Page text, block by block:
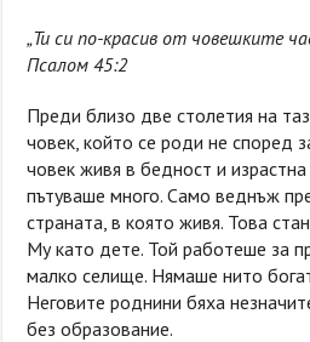
„Ти си по-красив от човешките
Псалом 45:2
Преди близо две столетия на
човек, който се роди не според
човек живя в бедност и
пътуваше много. Само веднъж
страната, в която живя. Това
Му като дете. Той работеше за
малко селище. Нямаше нито
Неговите роднини бяха
без образование.